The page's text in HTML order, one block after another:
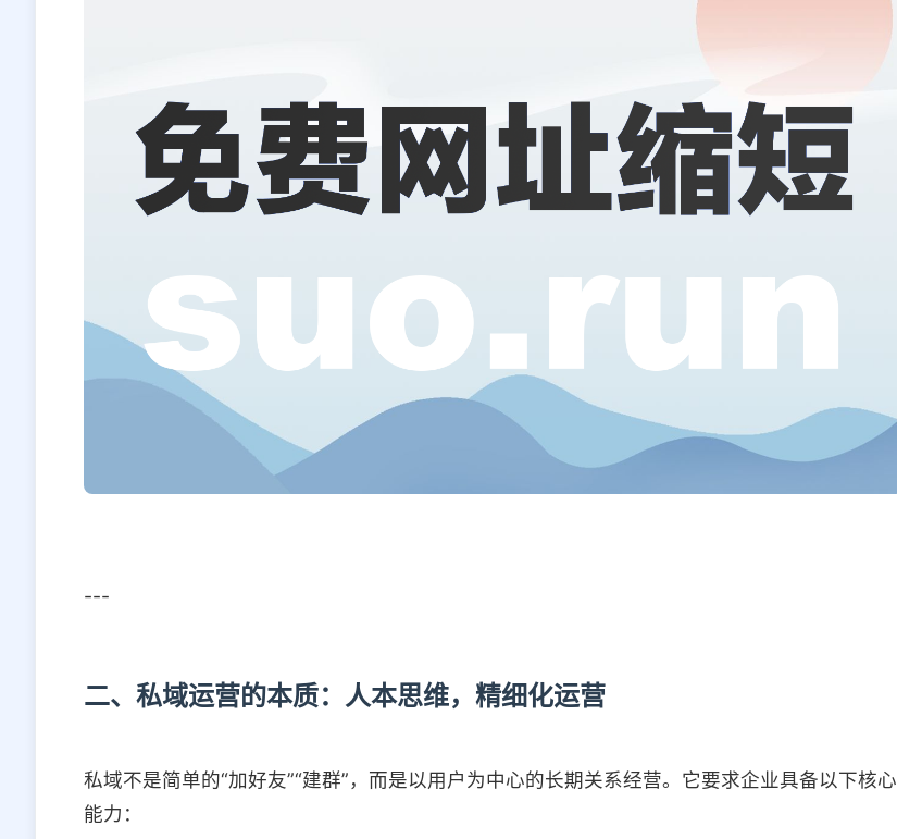
---
二、私域运营的本质：人本思维，精细化运营
私域不是简单的“加好友”“建群”，而是以用户为中心的长期关系经营。它要求企业具备以下核心
能力：